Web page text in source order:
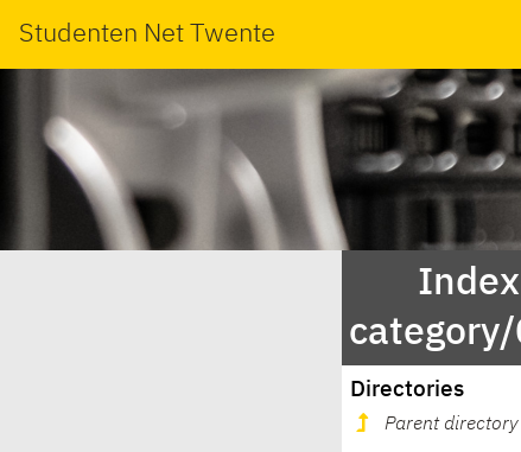
Studenten Net Twente
category/
Directories
Parent directory